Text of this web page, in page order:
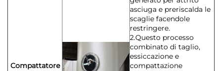
Compattatore
asciuga e preriscalda le
scaglie facendole
restringere.
2.Questo processo
combinato di taglio,
essiccazione e
compattazione